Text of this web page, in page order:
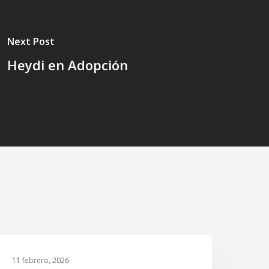
Next Post
Heydi en Adopción
11 febrero, 2026